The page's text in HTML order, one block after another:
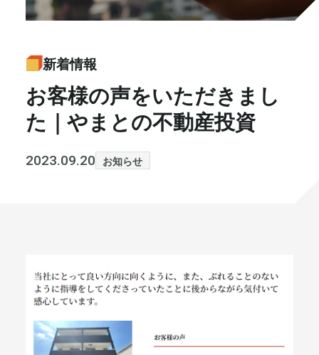
書籍・メディア
セミナー
大和財託の意志
代表メッセージ
お知らせ
採⽤情報
まずは無料で相談
新着情報
お客様の声をいただきまし
た｜やまとの不動産投資
2023.09.20 お知らせ